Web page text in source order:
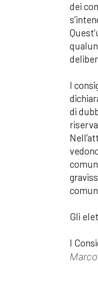
dei
I
di
Gli
I